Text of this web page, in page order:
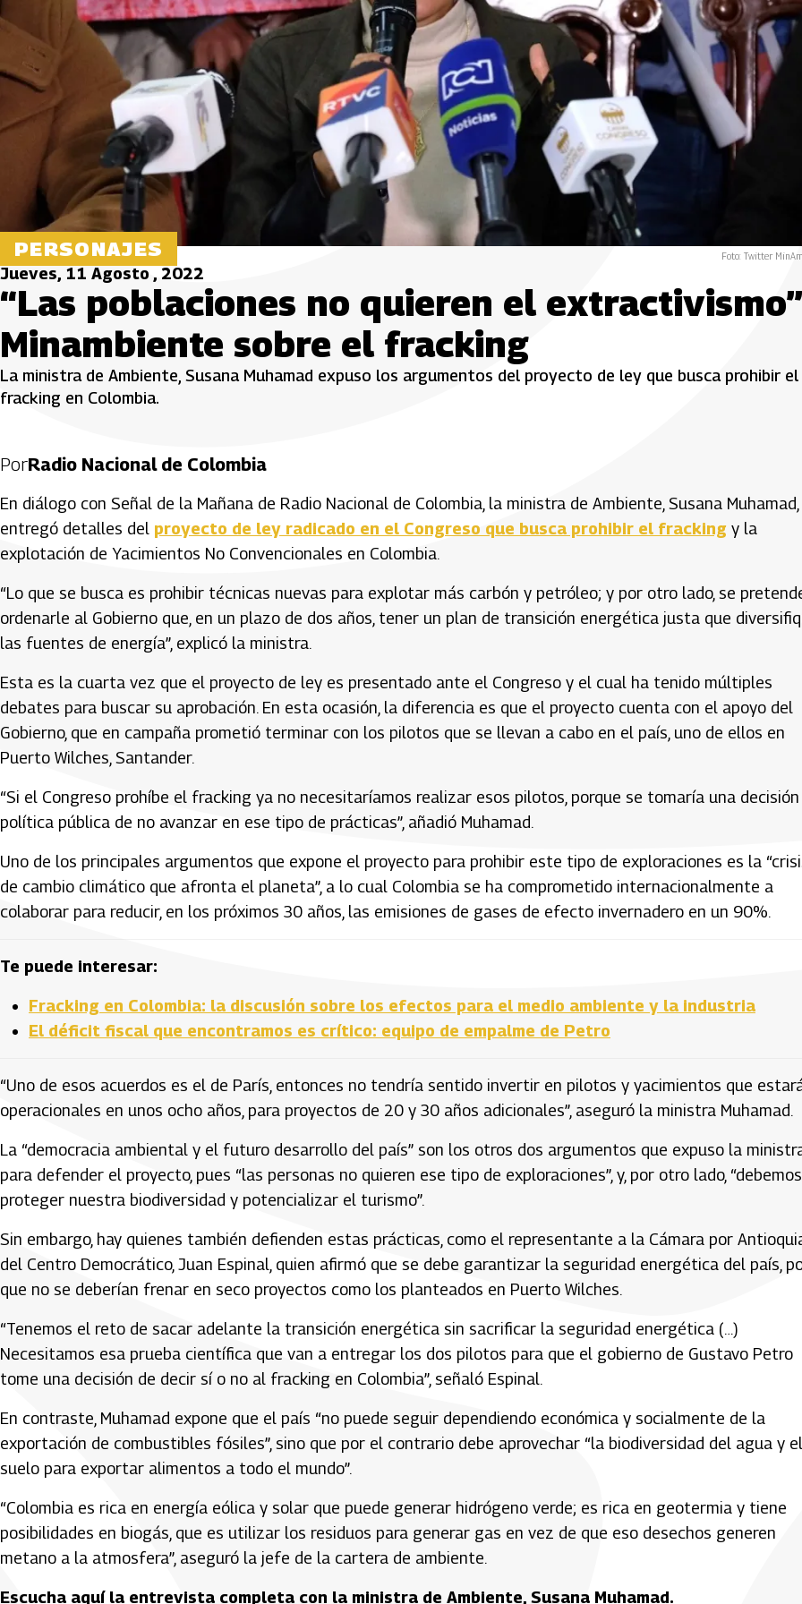
PERSONAJES Foto: Twitter
Jueves, 11 Agosto , 2022
“Las poblaciones no quieren el
Minambiente sobre el fracking
La ministra de Ambiente, Susana Muhamad expuso los argumentos del proyecto de ley que busca prohibir el
fracking en Colombia.
PorRadio Nacional de Colombia
En diálogo con Señal de la Mañana de Radio Nacional de Colombia, la ministra de Ambiente, Susana Muhamad,
entregó detalles del proyecto de ley radicado en el Congreso que busca prohibir el fracking y la
explotación de Yacimientos No Convencionales en Colombia.
“Lo que se busca es prohibir técnicas nuevas para explotar más carbón y petróleo; y por otro lado, se
ordenarle al Gobierno que, en un plazo de dos años, tener un plan de transición energética justa que
las fuentes de energía”, explicó la ministra.
Esta es la cuarta vez que el proyecto de ley es presentado ante el Congreso y el cual ha tenido múltiples
debates para buscar su aprobación. En esta ocasión, la diferencia es que el proyecto cuenta con el apoyo del
Gobierno, que en campaña prometió terminar con los pilotos que se llevan a cabo en el país, uno de ellos en
Puerto Wilches, Santander.
“Si el Congreso prohíbe el fracking ya no necesitaríamos realizar esos pilotos, porque se tomaría una decisión
política pública de no avanzar en ese tipo de prácticas”, añadió Muhamad.
Uno de los principales argumentos que expone el proyecto para prohibir este tipo de exploraciones es la
de cambio climático que afronta el planeta”, a lo cual Colombia se ha comprometido internacionalmente a
colaborar para reducir, en los próximos 30 años, las emisiones de gases de efecto invernadero en un 90%.
Te puede interesar:
Fracking en Colombia: la discusión sobre los efectos para el medio ambiente y la industria
El déficit fiscal que encontramos es crítico: equipo de empalme de Petro
“Uno de esos acuerdos es el de París, entonces no tendría sentido invertir en pilotos y yacimientos que
operacionales en unos ocho años, para proyectos de 20 y 30 años adicionales”, aseguró la ministra Muhamad.
La “democracia ambiental y el futuro desarrollo del país” son los otros dos argumentos que expuso la
para defender el proyecto, pues “las personas no quieren ese tipo de exploraciones”, y, por otro lado, “debemos
proteger nuestra biodiversidad y potencializar el turismo”.
Sin embargo, hay quienes también defienden estas prácticas, como el representante a la Cámara por
del Centro Democrático, Juan Espinal, quien afirmó que se debe garantizar la seguridad energética del país,
que no se deberían frenar en seco proyectos como los planteados en Puerto Wilches.
“Tenemos el reto de sacar adelante la transición energética sin sacrificar la seguridad energética (…)
Necesitamos esa prueba científica que van a entregar los dos pilotos para que el gobierno de Gustavo Petro
tome una decisión de decir sí o no al fracking en Colombia”, señaló Espinal.
En contraste, Muhamad expone que el país “no puede seguir dependiendo económica y socialmente de la
exportación de combustibles fósiles”, sino que por el contrario debe aprovechar “la biodiversidad del agua y el
suelo para exportar alimentos a todo el mundo”.
“Colombia es rica en energía eólica y solar que puede generar hidrógeno verde; es rica en geotermia y tiene
posibilidades en biogás, que es utilizar los residuos para generar gas en vez de que eso desechos generen
metano a la atmosfera”, aseguró la jefe de la cartera de ambiente.
Escucha aquí la entrevista completa con la ministra de Ambiente, Susana Muhamad.